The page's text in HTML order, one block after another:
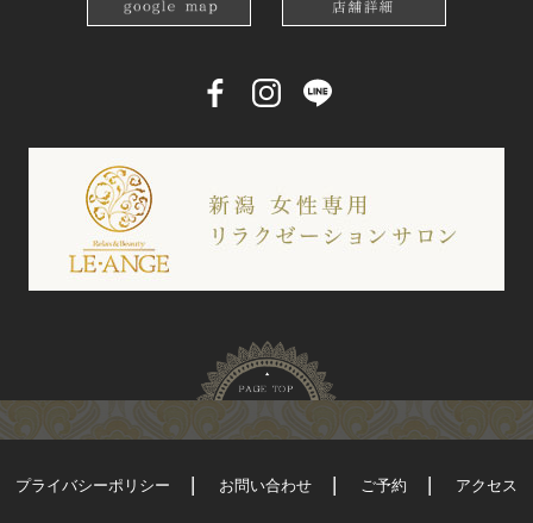
プライバシーポリシー お問い合わせ ご予約 アクセス